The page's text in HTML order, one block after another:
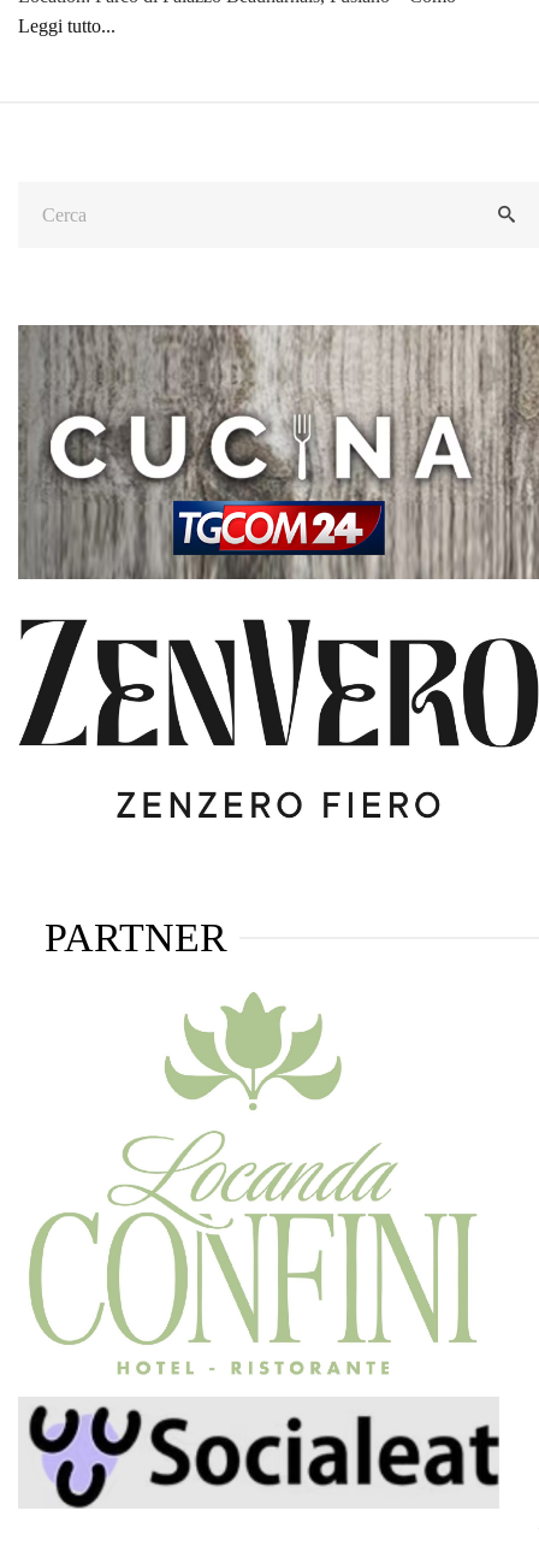
Leggi tutto...
PARTNER